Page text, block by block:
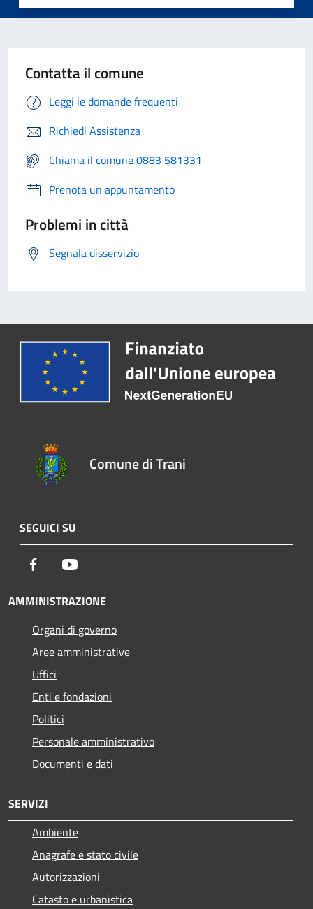
Contatta il comune
Leggi le domande frequenti
Richiedi Assistenza
Chiama il comune 0883 581331
Prenota un appuntamento
Problemi in città
Segnala disservizio
Comune di Trani
SEGUICI SU
Facebook
AMMINISTRAZIONE
Organi di governo
Aree amministrative
Uffici
Enti e fondazioni
Politici
Personale amministrativo
Documenti e dati
SERVIZI
Ambiente
Anagrafe e stato civile
Autorizzazioni
Catasto e urbanistica